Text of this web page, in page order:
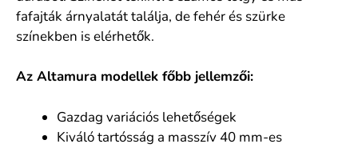
fafajták árnyalatát találja, de fehér és szürke
színekben is elérhetők.
Az Altamura modellek főbb jellemzői:
Gazdag variációs lehetőségek
Kiváló tartósság a masszív 40 mm-es